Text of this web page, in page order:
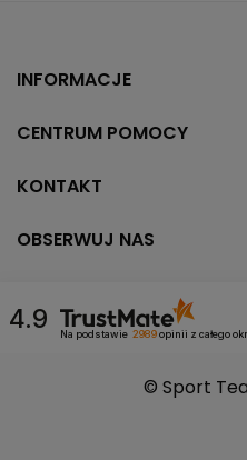
INFORMACJE
CENTRUM POMOCY
KONTAKT
OBSERWUJ NAS
4.9 Na podstawie 2989opinii z całego
© Sport